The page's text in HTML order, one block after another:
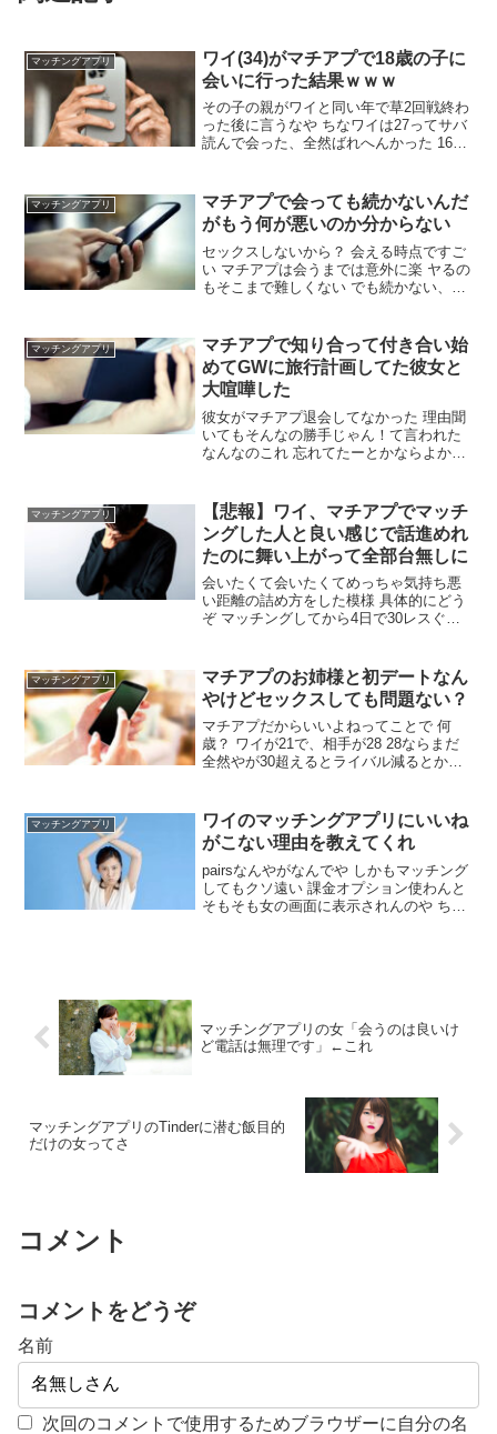
マッチングアプリ
ワイ(34)がマチアプで18歳の子に
会いに行った結果ｗｗｗ
その子の親がワイと同い年で草2回戦終わ
った後に言うなや ちなワイは27ってサバ
読んで会った、全然ばれへんかった 16で
きるぞ あーたしかにちんは年齢自分でい
れるんだったなw
マッチングアプリ
マチアプで会っても続かないんだ
がもう何が悪いのか分からない
セックスしないから？ 会える時点ですご
い マチアプは会うまでは意外に楽 ヤるの
もそこまで難しくない でも続かない、、
だろうな ヤリモクじゃん？ ヤっとけ 好
きでもないのにやっても虚しいだけだろ
マッチングアプリ
マチアプで知り合って付き合い始
めてGWに旅行計画してた彼女と
大喧嘩した
彼女がマチアプ退会してなかった 理由聞
いてもそんなの勝手じゃん！て言われた
なんなのこれ 忘れてたーとかならよかっ
き合い始めるタイミングで、お互い目の
前で退会すればよかったな
マッチングアプリ
【悲報】ワイ、マチアプでマッチ
ングした人と良い感じで話進めれ
たのに舞い上がって全部台無しに
会いたくて会いたくてめっちゃ気持ち悪
い距離の詰め方をした模様 具体的にどう
ぞ マッチングしてから4日で30レスぐら
か？って誘ったらいつもよりレスが遅く
なった ビックリして追撃メッセージ3つ
ぐらい送ったらブロック
マッチングアプリ
マチアプのお姉様と初デートなん
やけどセックスしても問題ない？
マチアプだからいいよねってことで 何
歳？ ワイが21で、相手が28 28ならまだ
全然やが30超えるとライバル減るとか聞
ええやん そんで、今日の夜一緒に飲むの
マッチングアプリ
ワイのマッチングアプリにいいね
がこない理由を教えてくれ
pairsなんやがなんでや しかもマッチング
してもクソ遠い 課金オプション使わんと
そもそも女の画面に表示されんのや ちな
マッチングアプリの女「会うのは良いけ
ど電話は無理です」←これ
マッチングアプリのTinderに潜む飯目的
だけの女ってさ
コメント
コメントをどうぞ
名前
次回のコメントで使用するためブラウザーに自分の名